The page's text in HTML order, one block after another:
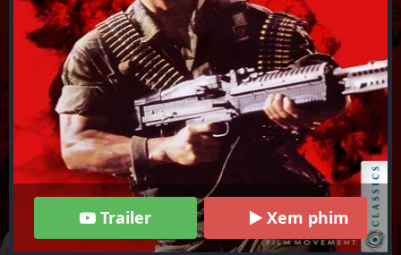
Trailer Xem phim